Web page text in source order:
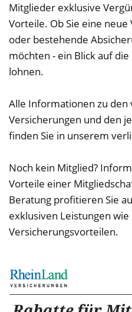
Mitglieder exklusive
Vorteile. Ob Sie eine
oder bestehende
möchten - ein Blick auf
lohnen.
Alle Informationen zu den
Versicherungen und den
finden Sie in unserem
Noch kein Mitglied?
Vorteile einer
Beratung profitieren Sie
exklusiven Leistungen
Versicherungsvorteilen.